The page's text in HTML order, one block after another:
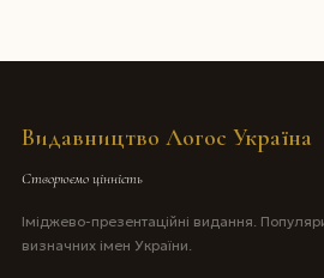
Видавництво Логос Україна
Створюємо цінність
Іміджево-презентаційні видання.
визначних імен України.